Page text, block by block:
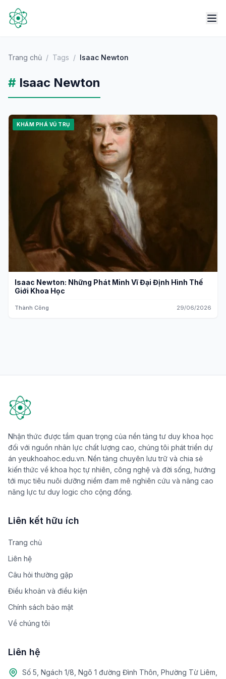
Trang chủ / Tags / Isaac Newton
# Isaac Newton
KHÁM PHÁ VŨ TRỤ
Isaac Newton: Những Phát Minh Vĩ Đại Định Hình Thế
Giới Khoa Học
Thành Công 29/06/2026
Nhận thức được tầm quan trọng của nền tảng tư duy khoa học
đối với nguồn nhân lực chất lượng cao, chúng tôi phát triển dự
án yeukhoahoc.edu.vn. Nền tảng chuyên lưu trữ và chia sẻ
kiến thức về khoa học tự nhiên, công nghệ và đời sống, hướng
tới mục tiêu nuôi dưỡng niềm đam mê nghiên cứu và nâng cao
năng lực tư duy logic cho cộng đồng.
Liên kết hữu ích
Trang chủ
Liên hệ
Câu hỏi thường gặp
Điều khoản và điều kiện
Chính sách bảo mật
Về chúng tôi
Liên hệ
Số 5, Ngách 1/8, Ngõ 1 đường Đình Thôn, Phường Từ Liêm,